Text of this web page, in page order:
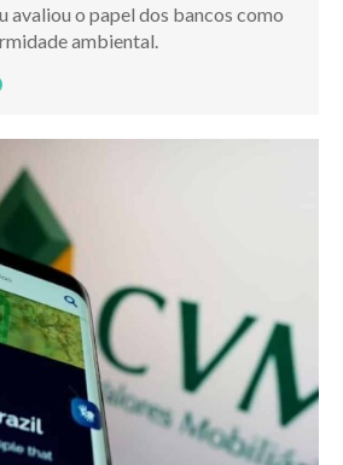
avaliou o papel dos bancos como
ambiental.